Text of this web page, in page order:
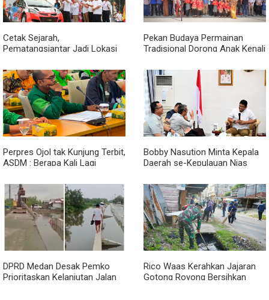
Cetak Sejarah,
Pematangsiantar Jadi Lokasi
2026
Pekan Budaya Permainan
Tradisional Dorong Anak Kenali
Ketergantungan Gadget
Perpres Ojol tak Kunjung Terbit,
ASDM : Berapa Kali Lagi
Janji?
Bobby Nasution Minta Kepala
Daerah se-Kepulauan Nias
DPRD Medan Desak Pemko
Prioritaskan Kelanjutan Jalan
Rico Waas Kerahkan Jajaran
Gotong Royong Bersihkan